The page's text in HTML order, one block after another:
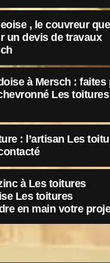
, le couvreur
un devis de travaux
à Mersch : faites
Les toitures
: l’artisan Les
à Les toitures
Les toitures
en main votre